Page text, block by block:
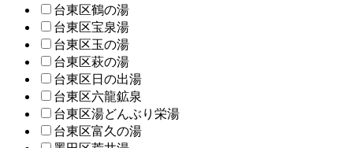
台東区鶴の湯
台東区宝泉湯
台東区玉の湯
台東区萩の湯
台東区日の出湯
台東区六龍鉱泉
台東区湯どんぶり栄湯
台東区富久の湯